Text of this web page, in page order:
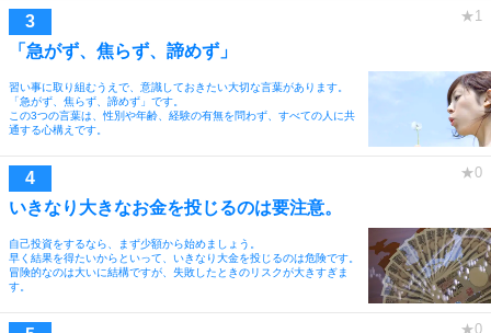
「急がず、焦らず、諦めず」
習い事に取り組むうえで、意識しておきたい大切な言葉があります。
「急がず、焦らず、諦めず」です。
この3つの言葉は、性別や年齢、経験の有無を問わず、すべての人に共
通する心構えです。
いきなり大きなお金を投じるのは要注意。
自己投資をするなら、まず少額から始めましょう。
早く結果を得たいからといって、いきなり大金を投じるのは危険です。
冒険的なのは大いに結構ですが、失敗したときのリスクが大きすぎま
す。